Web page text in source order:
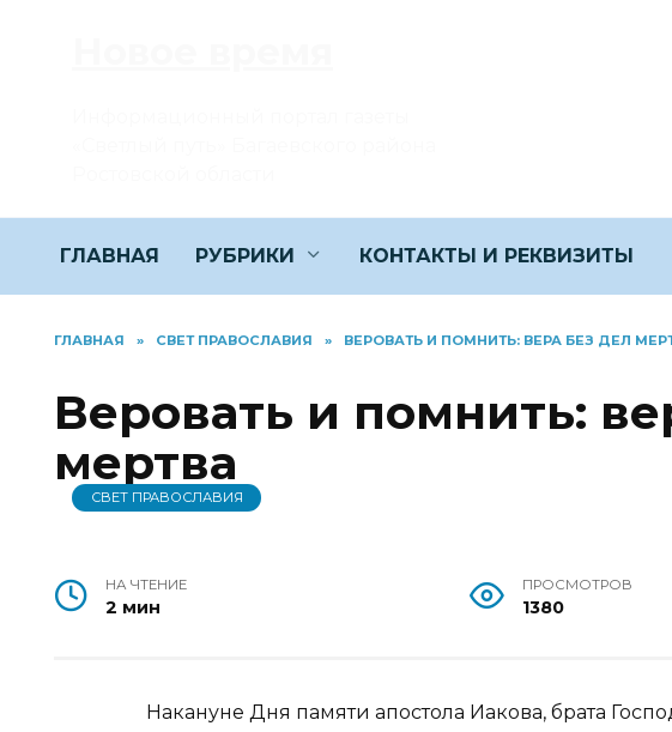
ГЛАВНАЯ РУБРИКИ КОНТАКТЫ И РЕКВИЗИТЫ
ГЛАВНАЯ » СВЕТ ПРАВОСЛАВИЯ » ВЕРОВАТЬ И ПОМНИТЬ: ВЕРА БЕЗ ДЕЛ
Веровать и помнить:
мертва
СВЕТ ПРАВОСЛАВИЯ
НА ЧТЕНИЕ
2 мин
ПРОСМОТРОВ
1380
Накануне Дня памяти апостола Иакова, брата